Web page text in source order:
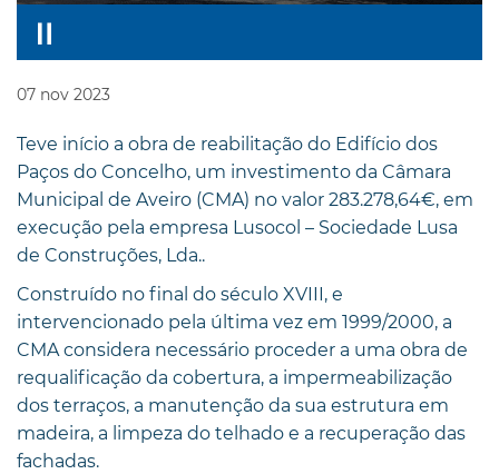
07 nov 2023
Teve início a obra de reabilitação do Edifício dos
Paços do Concelho, um investimento da Câmara
Municipal de Aveiro (CMA) no valor 283.278,64€, em
execução pela empresa Lusocol – Sociedade Lusa
de Construções, Lda..
Construído no final do século XVIII, e
intervencionado pela última vez em 1999/2000, a
CMA considera necessário proceder a uma obra de
requalificação da cobertura, a impermeabilização
dos terraços, a manutenção da sua estrutura em
madeira, a limpeza do telhado e a recuperação das
fachadas.